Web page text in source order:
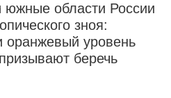
южные области России
зноя:
оранжевый уровень
беречь